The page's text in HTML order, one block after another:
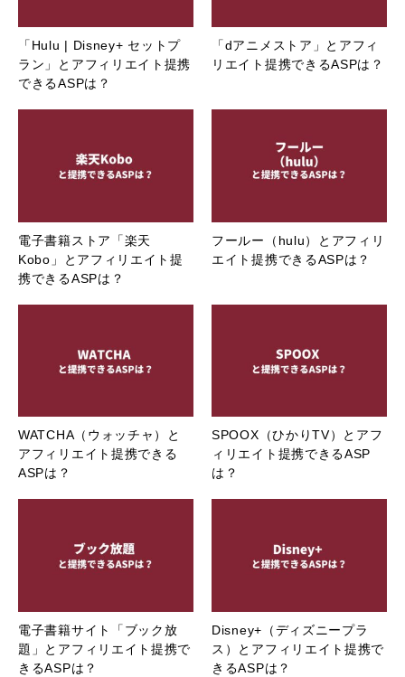
「Hulu | Disney+ セットプ
ラン」とアフィリエイト提携
できるASPは？
「dアニメストア」とアフィ
リエイト提携できるASPは？
電子書籍ストア「楽天
Kobo」とアフィリエイト提
携できるASPは？
フールー（hulu）とアフィリ
エイト提携できるASPは？
WATCHA（ウォッチャ）と
アフィリエイト提携できる
ASPは？
SPOOX（ひかりTV）とアフ
ィリエイト提携できるASP
は？
電子書籍サイト「ブック放
題」とアフィリエイト提携で
きるASPは？
Disney+（ディズニープラ
ス）とアフィリエイト提携で
きるASPは？